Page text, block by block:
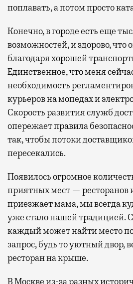
поплавать, а потом просто
Конечно, в городе есть еще
возможностей, и здорово, что
благодаря хорошей
Единственное, что меня
необходимость
курьеров на мопедах и
Скорость развития служб
опережает правила
так, чтобы потоки
пересекались.
Появилось огромное
приятных мест — ресторанов
приезжает мама, мы всегда
уже стало нашей традицией.
каждый может найти место
запрос, будь то уютный двор,
ресторан на крыше.
В Москве из-за разных